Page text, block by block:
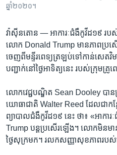
ទំព័រ​
រក
ឆ្នាំ២០២០។
វ៉ាស៊ីនតោន — អាការៈ​ជំងឺ​កូវីដ១៩ រប
លោក Donald Trump មាន​ភាព​ប្រ
ចេញ​ពី​មន្ទីរពេទ្យ​ត្រឡប់​ទៅ​កាន់​សេតវិម
បញ្ជាក់​នៅ​ថ្ងៃ​អាទិត្យ​នេះ ​របស់​ក្រុម​គ្
លោក​វេជ្ជបណ្ឌិត Sean Dooley បាន​ប្
យោធា​ជាតិ Walter Reed ដែល​ជា​ក
ព្យាបាល​ជំងឺ​កូវីដ១៩ នេះ ថា៖ «អាកា
Trump បន្ត​ប្រសើរ​ឡើង។ លោក​មិន​មាន​
ថ្ងៃ​សុក្រ​មក។ រលក​សញ្ញា​សុខភាព​រ